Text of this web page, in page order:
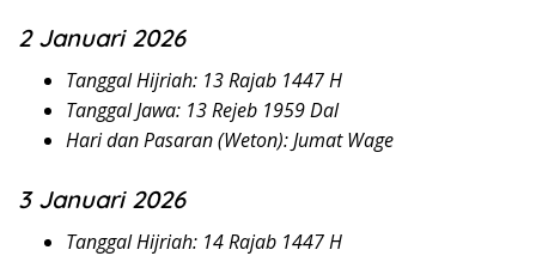
2 Januari 2026
Tanggal Hijriah: 13 Rajab 1447 H
Tanggal Jawa: 13 Rejeb 1959 Dal
Hari dan Pasaran (Weton): Jumat Wage
3 Januari 2026
Tanggal Hijriah: 14 Rajab 1447 H